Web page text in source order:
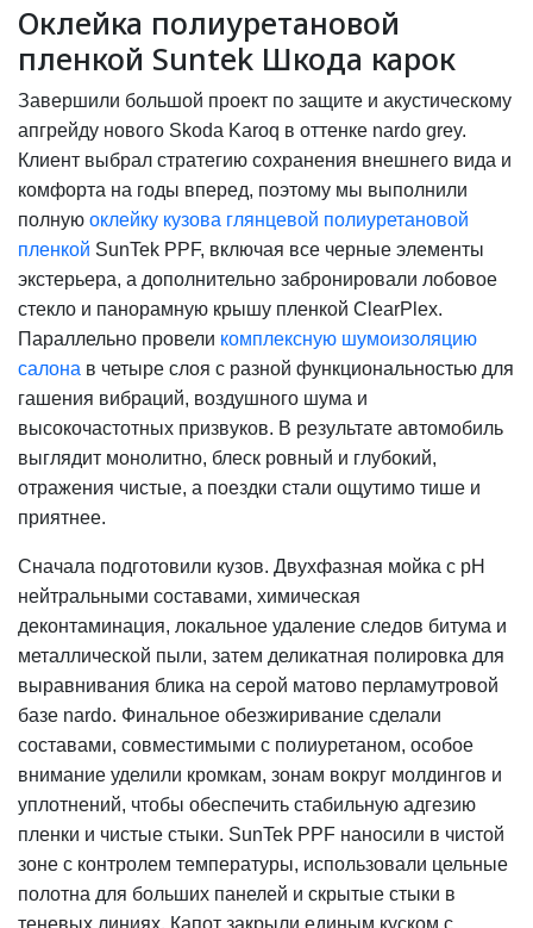
Оклейка полиуретановой
пленкой Suntek Шкода карок
Завершили большой проект по защите и акустическому
апгрейду нового Skoda Karoq в оттенке nardo grey.
Клиент выбрал стратегию сохранения внешнего вида и
комфорта на годы вперед, поэтому мы выполнили
полную оклейку кузова глянцевой полиуретановой
пленкой SunTek PPF, включая все черные элементы
экстерьера, а дополнительно забронировали лобовое
стекло и панорамную крышу пленкой ClearPlex.
Параллельно провели комплексную шумоизоляцию
салона в четыре слоя с разной функциональностью для
гашения вибраций, воздушного шума и
высокочастотных призвуков. В результате автомобиль
выглядит монолитно, блеск ровный и глубокий,
отражения чистые, а поездки стали ощутимо тише и
приятнее.
Сначала подготовили кузов. Двухфазная мойка с pH
нейтральными составами, химическая
деконтаминация, локальное удаление следов битума и
металлической пыли, затем деликатная полировка для
выравнивания блика на серой матово перламутровой
базе nardo. Финальное обезжиривание сделали
составами, совместимыми с полиуретаном, особое
внимание уделили кромкам, зонам вокруг молдингов и
уплотнений, чтобы обеспечить стабильную адгезию
пленки и чистые стыки. SunTek PPF наносили в чистой
зоне с контролем температуры, использовали цельные
полотна для больших панелей и скрытые стыки в
теневых линиях. Капот закрыли единым куском с